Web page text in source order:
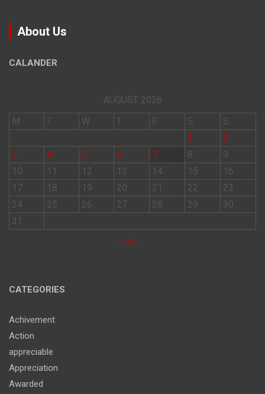
About Us
CALANDER
AUGUST 2026
M
T W T F S
S
1
2
3
4 5 6 7 8
9
10
11 12 13 14 15
16
17
18 19 20 21 22
23
24
25 26 27 28 29
30
31
« Jul
CATEGORIES
Achivement
Action
appreciable
Appreciation
Awarded